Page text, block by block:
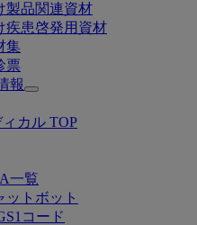
製品関連資材
疾患啓発用資材
集
票
報
Open
カル TOP
一覧
ットボット
コード